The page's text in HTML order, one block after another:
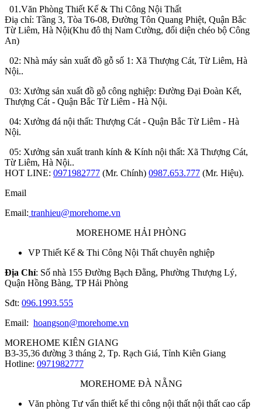
01.Văn Phòng Thiết Kế & Thi Công Nội Thất
Điạ chỉ: Tầng 3, Tòa T6-08, Đường Tôn Quang Phiệt, Quận Bắc
Từ Liêm, Hà Nội(Khu đô thị Nam Cường, đối diện chéo bộ Công
An)
02: Nhà máy sản xuất đồ gỗ số 1: Xã Thượng Cát, Từ Liêm, Hà
Nội..
03: Xưởng sản xuất đồ gỗ công nghiệp: Đường Đại Đoàn Kết,
Thượng Cát - Quận Bắc Từ Liêm - Hà Nội.
04: Xưởng đá nội thất: Thượng Cát - Quận Bắc Từ Liêm - Hà
Nội.
05: Xưởng sản xuất tranh kính & Kính nội thất: Xã Thượng Cát,
Từ Liêm, Hà Nội..
HOT LINE: 0971982777 (Mr. Chính) 0987.653.777 (Mr. Hiệu).
Email
Email: tranhieu@morehome.vn
MOREHOME HẢI PHÒNG
VP Thiết Kế & Thi Công Nội Thất chuyên nghiệp
Địa Chỉ: Số nhà 155 Đường Bạch Đằng, Phường Thượng Lý,
Quận Hồng Bàng, TP Hải Phòng
Sđt: 096.1993.555
Email: hoangson@morehome.vn
MOREHOME KIÊN GIANG
B3-35,36 đường 3 tháng 2, Tp. Rạch Giá, Tỉnh Kiên Giang
Hotline: 0971982777
MOREHOME ĐÀ NẴNG
Văn phòng Tư vấn thiết kế thi công nội thất nội thất cao cấp